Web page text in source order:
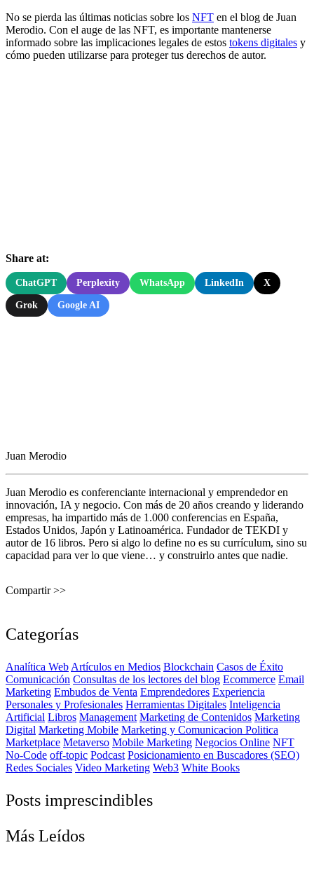
No se pierda las últimas noticias sobre los NFT en el blog de Juan
Merodio. Con el auge de las NFT, es importante mantenerse
informado sobre las implicaciones legales de estos tokens digitales y
cómo pueden utilizarse para proteger tus derechos de autor.
Share at:
ChatGPT Perplexity WhatsApp LinkedIn X
Grok Google AI
Juan Merodio
Juan Merodio es conferenciante internacional y emprendedor en
innovación, IA y negocio. Con más de 20 años creando y liderando
empresas, ha impartido más de 1.000 conferencias en España,
Estados Unidos, Japón y Latinoamérica. Fundador de TEKDI y
autor de 16 libros. Pero si algo lo define no es su currículum, sino su
capacidad para ver lo que viene… y construirlo antes que nadie.
Compartir >>
Categorías
Analítica Web Artículos en Medios Blockchain Casos de Éxito
Comunicación Consultas de los lectores del blog Ecommerce Email
Marketing Embudos de Venta Emprendedores Experiencia
Personales y Profesionales Herramientas Digitales Inteligencia
Artificial Libros Management Marketing de Contenidos Marketing
Digital Marketing Mobile Marketing y Comunicacion Politica
Marketplace Metaverso Mobile Marketing Negocios Online NFT
No-Code off-topic Podcast Posicionamiento en Buscadores (SEO)
Redes Sociales Video Marketing Web3 White Books
Posts imprescindibles
Más Leídos